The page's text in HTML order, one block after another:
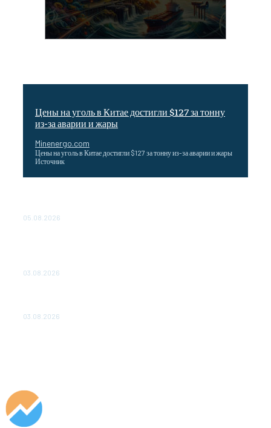
Цены на уголь в Китае достигли $127 за тонну
из-за аварии и жары
Minenergo.com
Цены на уголь в Китае достигли $127 за тонну из-за аварии и жары
Источник
05.08.2026
03.08.2026
03.08.2026